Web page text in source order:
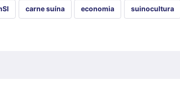
carne suína economia suinocultura